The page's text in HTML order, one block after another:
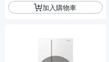
加入購物車